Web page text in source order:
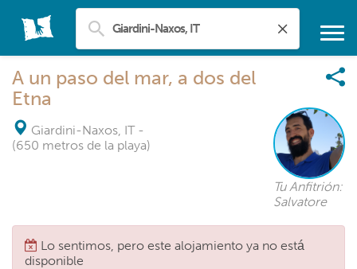
A un paso del mar, a dos del
Etna
Giardini-Naxos, IT -
(650 metros de la playa)
Tu Anfitrión:
Salvatore
Lo sentimos, pero este alojamiento ya no está
disponible